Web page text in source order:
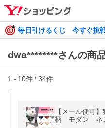
毎日引けるくじ 今すぐ挑
dwa********さんの商
1 - 10件 / 34件
【メール便可
柄 モダン ネコ